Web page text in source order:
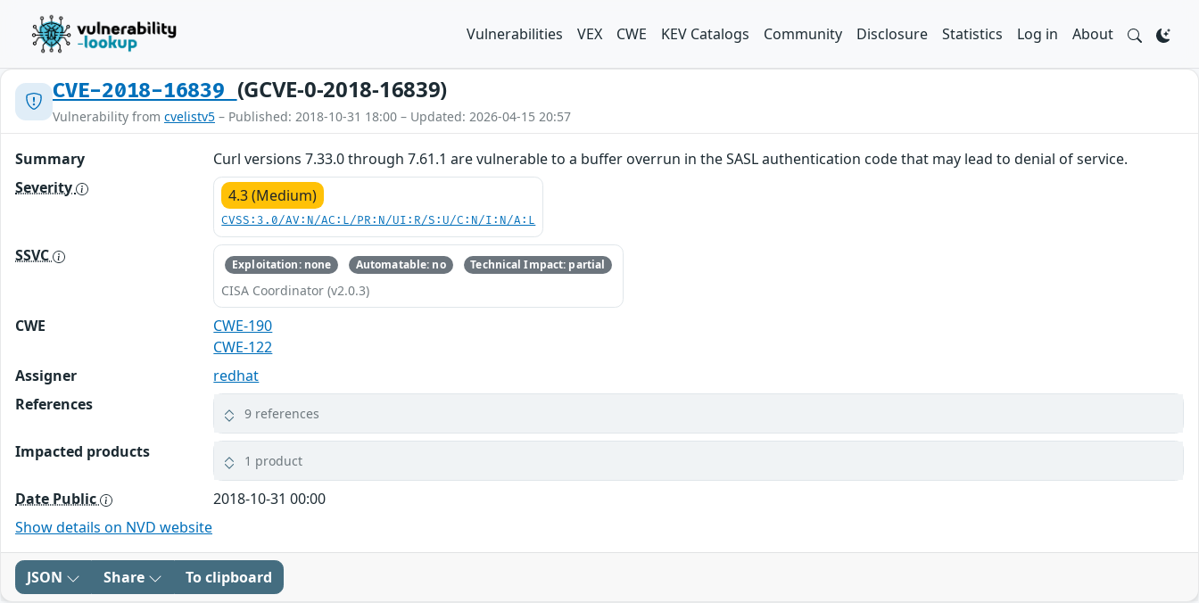
Vulnerabilities VEX CWE KEV Catalogs Community Disclosure Statistics Log in About
CVE-2018-16839 (GCVE-0-2018-16839)
Vulnerability from cvelistv5 – Published: 2018-10-31 18:00 – Updated: 2026-04-15 20:57
Summary
Curl versions 7.33.0 through 7.61.1 are vulnerable to a buffer overrun in the SASL authentication code that may lead to denial of service.
Severity
4.3 (Medium)
CVSS:3.0/AV:N/AC:L/PR:N/UI:R/S:U/C:N/I:N/A:L
SSVC Exploitation: none Automatable: no Technical Impact: partial
CISA Coordinator (v2.0.3)
CWE
CWE-190
CWE-122
Assigner
redhat
References
9 references
Impacted products 1 product
Date Public
2018-10-31 00:00
Show details on NVD website
JSON Share To clipboard